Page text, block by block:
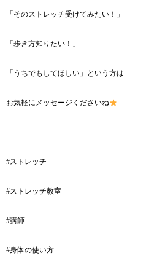
「そのストレッチ受けてみたい！」
「歩き方知りたい！」
「うちでもしてほしい」という方は
お気軽にメッセージくださいね
#ストレッチ
#ストレッチ教室
#講師
#身体の使い方